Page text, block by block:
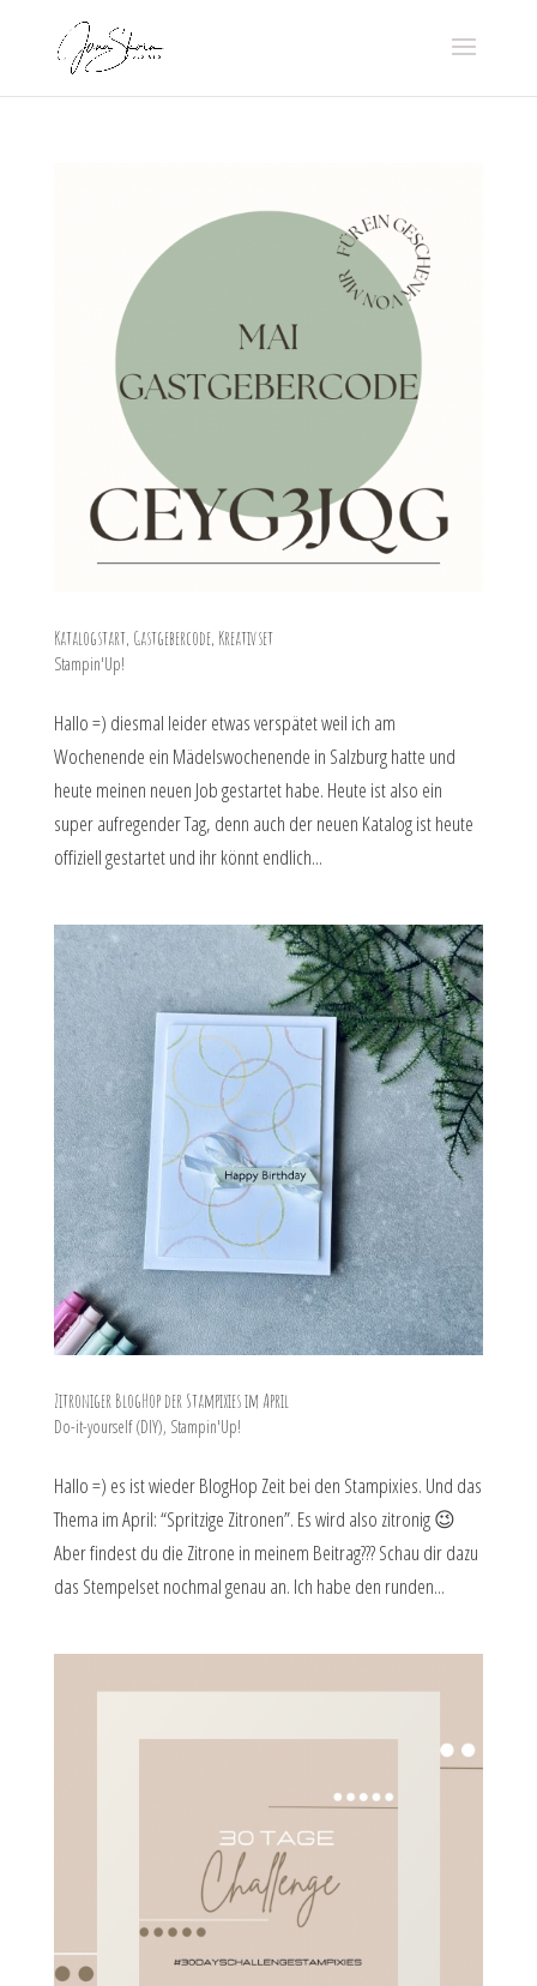
Katalogstart, Gastgebercode, Kreativset
Stampin'Up!
Hallo =) diesmal leider etwas verspätet weil ich am
Wochenende ein Mädelswochenende in Salzburg hatte und
heute meinen neuen Job gestartet habe. Heute ist also ein
super aufregender Tag, denn auch der neuen Katalog ist heute
offiziell gestartet und ihr könnt endlich...
Zitroniger BlogHop der Stampixies im April
Do-it-yourself (DIY), Stampin'Up!
Hallo =) es ist wieder BlogHop Zeit bei den Stampixies. Und das
Thema im April: “Spritzige Zitronen”. Es wird also zitronig 😉
Aber findest du die Zitrone in meinem Beitrag??? Schau dir dazu
das Stempelset nochmal genau an. Ich habe den runden...